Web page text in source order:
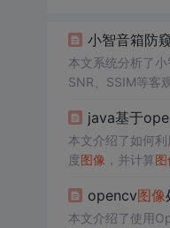
小智音箱防
本文系统分析了
SNR、SSIM等客
java基于
本文介绍了如何
度图像 ，并计算图
opencv图像
本文介绍了使用